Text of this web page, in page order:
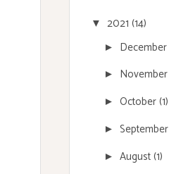
▼ 2021 (14)
► December
► November
► October(1)
► September
► August(1)